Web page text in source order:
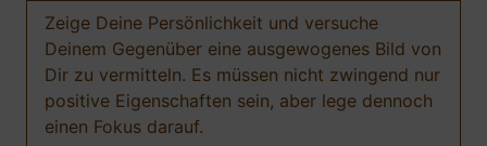
Zeige Deine Persönlichkeit und versuche
Deinem Gegenüber eine ausgewogenes Bild von
Dir zu vermitteln. Es müssen nicht zwingend nur
positive Eigenschaften sein, aber lege dennoch
einen Fokus darauf.